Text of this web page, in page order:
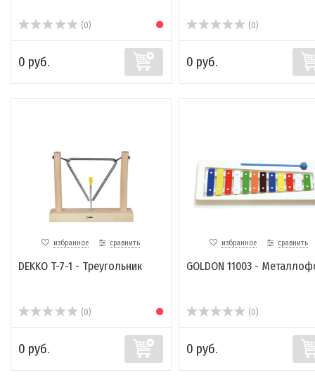
(0)
0 руб.
(0)
0 руб.
избранное сравнить
DEKKO T-7-1 - Треугольник
(0)
0 руб.
избранное сравнить
GOLDON 11003 -
(0)
0 руб.